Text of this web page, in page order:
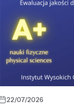
22/07/2026